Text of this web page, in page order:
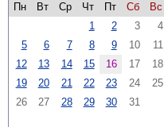
Пн
Вт Ср Чт Пт Сб
Вс
1
2 3
4
5
6 7 8 9 10
11
12
13 14 15 16 17
18
19
20 21 22 23 24
25
26
27 28 29 30 31